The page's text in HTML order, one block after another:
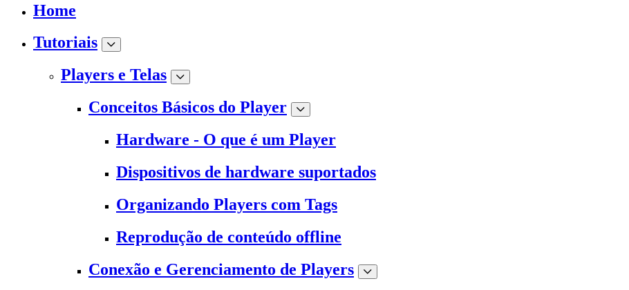
Home
Tutoriais
Players e Telas
Conceitos Básicos do Player
Hardware - O que é um Player
Dispositivos de hardware suportados
Organizando Players com Tags
Reprodução de conteúdo offline
Conexão e Gerenciamento de Players